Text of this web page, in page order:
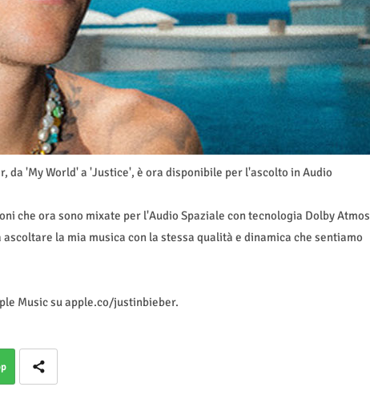
'My World' a 'Justice', è ora disponibile per l'ascolto in Audio
che ora sono mixate per l'Audio Spaziale con tecnologia Dolby Atmos
la mia musica con la stessa qualità e dinamica che sentiamo
Music su apple.co/justinbieber.